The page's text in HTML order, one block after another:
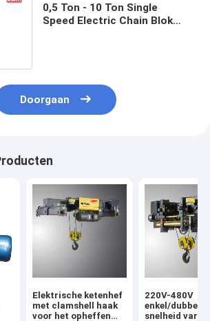
0,5 Ton - 10 Ton Single
Speed Electric Chain Blok
Doorgaan
Elektrische ketenhef
met clamshell haak
voor het opheffen
220V-480V
enkel/dubbel
snelheid